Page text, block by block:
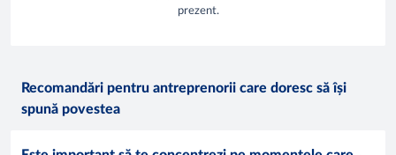
prezent.
Recomandări pentru antreprenorii care doresc să își
spună povestea